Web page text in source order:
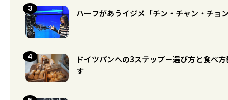
ハーフがあうイジメ「チン・チャン・チョ
ドイツパンへの3ステップ－選び方と食べ
す